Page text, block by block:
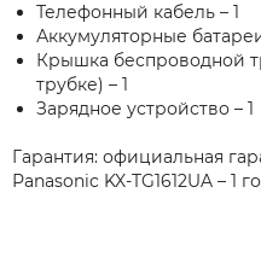
Телефонный кабель – 1
Аккумуляторные
Крышка беспроводной
трубке) – 1
Зарядное устройство – 1
Гарантия: официальная
Рanasonic KX-TG1612UA – 1